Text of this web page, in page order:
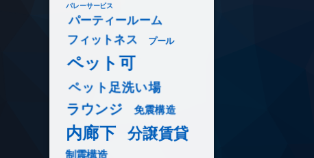
バレーサービス
パーティールーム
フィットネス プール
ペット可
ペット足洗い場
ラウンジ 免震構造
内廊下 分譲賃貸
制震構造